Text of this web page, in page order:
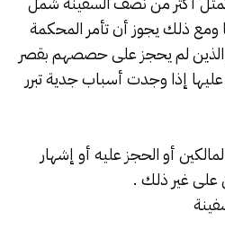
ومع ذلك يجوز أن تأمر المحكمة
لم يحجز على حصصهم بقصر
إذا وجدت أسباب جدية تبرر
أو الحجز عليه أو إشهار
على غير ذلك .